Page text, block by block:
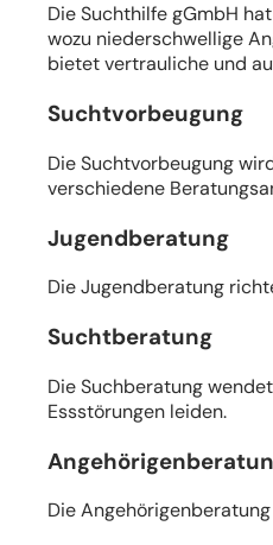
Die Suchthilfe gGmbH
wozu niederschwellige
bietet vertrauliche und
Suchtvorbeugung
Die Suchtvorbeugung
verschiedene
Jugendberatung
Die Jugendberatung
Suchtberatung
Die Suchberatung
Essstörungen leiden.
Die